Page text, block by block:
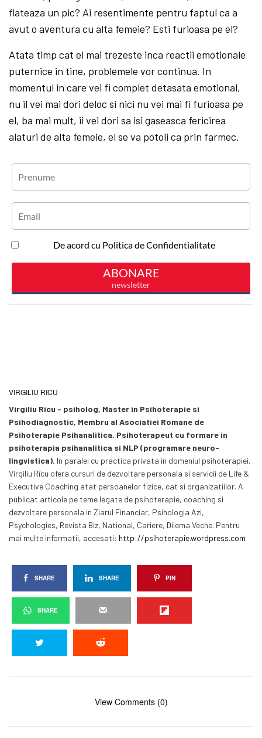
flateaza un pic? Ai resentimente pentru faptul ca a
avut o aventura cu alta femeie? Esti furioasa pe el?
Atata timp cat el mai trezeste inca reactii emotionale
puternice in tine, problemele vor continua. In
momentul in care vei fi complet detasata emotional,
nu il vei mai dori deloc si nici nu vei mai fi furioasa pe
el, ba mai mult, ii vei dori sa isi gaseasca fericirea
alaturi de alta femeie, el se va potoli ca prin farmec.
VIRGILIU RICU
Virgiliu Ricu - psiholog, Master in Psihoterapie si
Psihodiagnostic, Membru al Asociatiei Romane de
Psihoterapie Psihanalitica. Psihoterapeut cu formare in
psihoterapia psihanalitica si NLP (programare neuro-
lingvistica). In paralel cu practica privata in domeniul psihoterapiei,
Virgiliu Rîcu ofera cursuri de dezvoltare personala si servicii de Life &
Executive Coaching atat persoanelor fizice, cat si organizatiilor. A
publicat articole pe teme legate de psihoterapie, coaching si
dezvoltare personala in Ziarul Financiar, Psihologia Azi,
Psychologies, Revista Biz, National, Cariere, Dilema Veche. Pentru
mai multe informatii, accesati: http://psihoterapie.wordpress.com
SHARE SHARE PIN
SHARE
View Comments (0)